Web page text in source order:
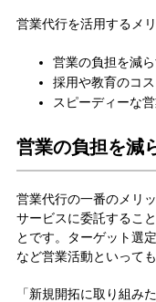
営業代行を活用するメ
営業の負担を減
採用や教育のコ
スピーディーな
営業の負担を減
営業代行の一番のメリ
サービスに委託すること
とです。ターゲット選
など営業活動といって
「新規開拓に取り組み